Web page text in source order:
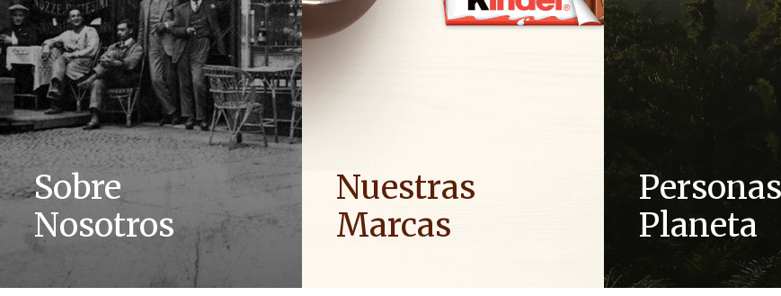
Sobre
Nosotros
La historia del Grupo Ferrero y su misión.
Desde los primeros pasos hasta un éxito
Nuestras
Marcas
Planeta
Como empresa
respeto, la integridad y